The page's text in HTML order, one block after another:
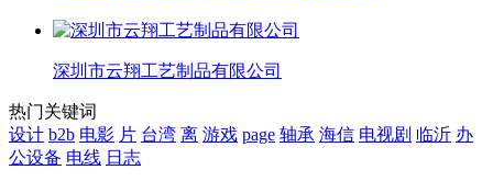
深圳市云翔工艺制品有限公司
热门关键词
设计 b2b 电影 片 台湾 离 游戏 page 轴承 海信 电视剧 临沂 办
公设备 电线 日志